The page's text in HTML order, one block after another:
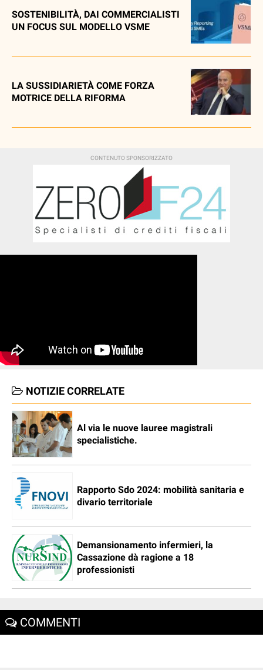
SOSTENIBILITÀ, DAI COMMERCIALISTI
UN FOCUS SUL MODELLO VSME
LA SUSSIDIARIETÀ COME FORZA
MOTRICE DELLA RIFORMA
NOTIZIE CORRELATE
Al via le nuove lauree magistrali
specialistiche.
Rapporto Sdo 2024: mobilità sanitaria e
divario territoriale
Demansionamento infermieri, la
Cassazione dà ragione a 18
professionisti
COMMENTI